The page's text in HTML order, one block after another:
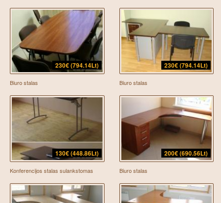
230€ (794.14Lt)
Biuro stalas
230€ (794.14Lt)
Biuro stalas
130€ (448.86Lt)
Konferencijos stalas sulankstomas
200€ (690.56Lt)
Biuro stalas